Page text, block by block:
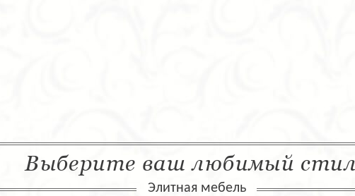
Выберите ваш любимый
Элитная мебель